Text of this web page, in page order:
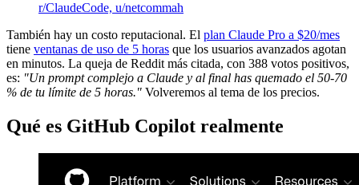
r/ClaudeCode, u/netcommah
También hay un costo reputacional. El plan Claude Pro a $20/mes
tiene ventanas de uso de 5 horas que los usuarios avanzados agotan
en minutos. La queja de Reddit más citada, con 388 votos positivos,
es: "Un prompt complejo a Claude y al final has quemado el 50-70
% de tu límite de 5 horas." Volveremos al tema de los precios.
Qué es GitHub Copilot realmente